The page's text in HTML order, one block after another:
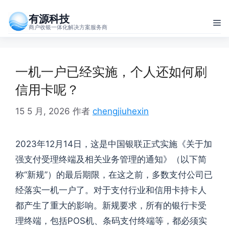
有源科技
商户收银一体化解决方案服务商 菜
一机一户已经实施，个人还如何刷
信用卡呢？
15 5 月, 2026 作者 chengjiuhexin
2023年12月14日，这是中国银联正式实施《关于加
强支付受理终端及相关业务管理的通知》（以下简
称“新规”）的最后期限，在这之前，多数支付公司已
经落实一机一户了。对于支付行业和信用卡持卡人
都产生了重大的影响。新规要求，所有的银行卡受
理终端，包括POS机、条码支付终端等，都必须实